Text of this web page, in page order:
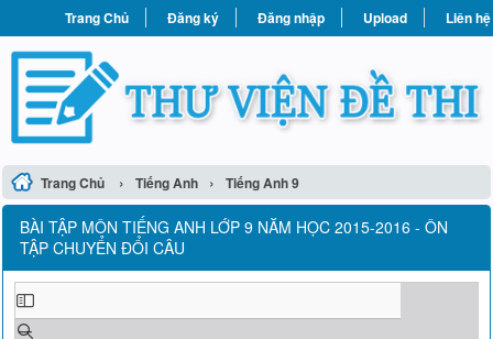
Trang Chủ Đăng ký Đăng nhập Upload Liên hệ
Trang Chủ › Tiếng Anh › Tiếng Anh 9
BÀI TẬP MÔN TIẾNG ANH LỚP 9 NĂM HỌC 2015-2016 - ÔN
TẬP CHUYỂN ĐỔI CÂU